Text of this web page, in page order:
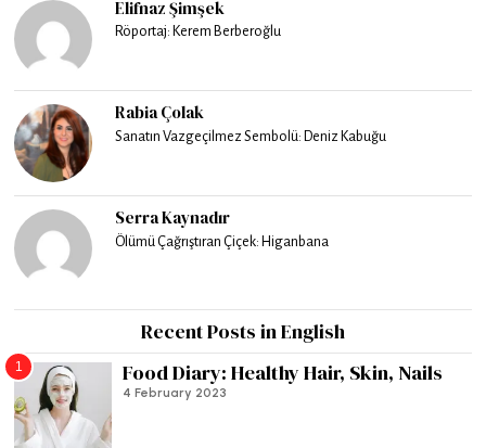
Elifnaz Şimşek
Röportaj: Kerem Berberoğlu
Rabia Çolak
Sanatın Vazgeçilmez Sembolü: Deniz Kabuğu
Serra Kaynadır
Ölümü Çağrıştıran Çiçek: Higanbana
Recent Posts in English
1 Food Diary: Healthy Hair, Skin, Nails
4 February 2023